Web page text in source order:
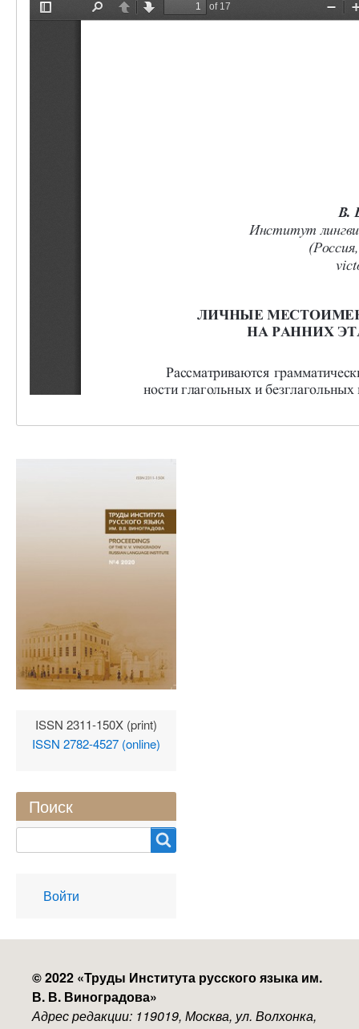
ISSN 2311-150X (print)
ISSN 2782-4527 (online)
Поиск
User
account
Войти
© 2022 «Труды Института русского языка им.
В. В. Виноградова»
Адрес редакции: 119019, Москва, ул. Волхонка,